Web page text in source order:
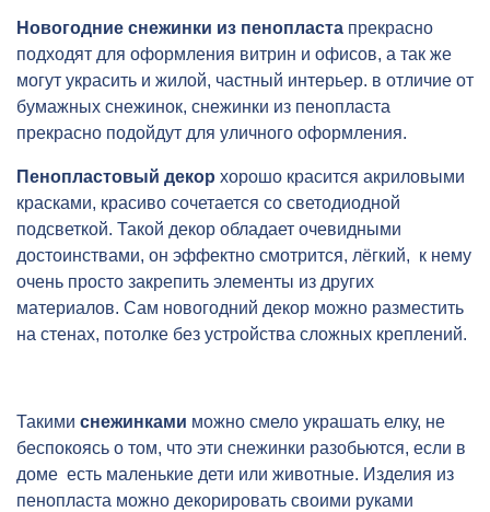
Новогодние снежинки из пенопласта прекрасно
подходят для оформления витрин и офисов, а так же
могут украсить и жилой, частный интерьер. в отличие от
бумажных снежинок, снежинки из пенопласта
прекрасно подойдут для уличного оформления.
Пенопластовый декор хорошо красится акриловыми
красками, красиво сочетается со светодиодной
подсветкой. Такой декор обладает очевидными
достоинствами, он эффектно смотрится, лёгкий, к нему
очень просто закрепить элементы из других
материалов. Сам новогодний декор можно разместить
на стенах, потолке без устройства сложных креплений.
Такими снежинками можно смело украшать елку, не
беспокоясь о том, что эти снежинки разобьются, если в
доме есть маленькие дети или животные. Изделия из
пенопласта можно декорировать своими руками